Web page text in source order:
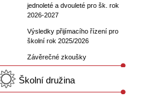
jednoleté a dvouleté pro šk. rok
2026-2027
Výsledky přijímacího řízení pro
školní rok 2025/2026
Závěrečné zkoušky
Školní družina